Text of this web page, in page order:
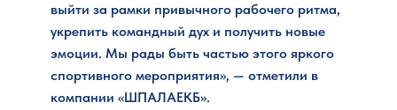
выйти за рамки привычного рабочего ритма,
укрепить командный дух и получить новые
эмоции. Мы рады быть частью этого яркого
спортивного мероприятия», — отметили в
компании «ШПАЛАЕКБ».